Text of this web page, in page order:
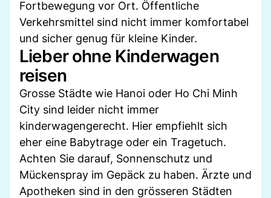
Fortbewegung vor Ort. Öffentliche
Verkehrsmittel sind nicht immer komfortabel
und sicher genug für kleine Kinder.
Lieber ohne Kinderwagen
reisen
Grosse Städte wie Hanoi oder Ho Chi Minh
City sind leider nicht immer
kinderwagengerecht. Hier empfiehlt sich
eher eine Babytrage oder ein Tragetuch.
Achten Sie darauf, Sonnenschutz und
Mückenspray im Gepäck zu haben. Ärzte und
Apotheken sind in den grösseren Städten